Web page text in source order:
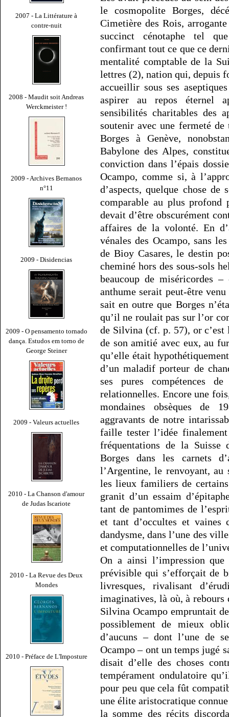
2007 - La Littérature à
contre-nuit
2008 - Maudit soit Andreas
Werckmeister !
2009 - Archives Bernanos
n°11
2009 - Disidencias
2009 - O pensamento tornado
dança. Estudos em torno de
George Steiner
2009 - Valeurs actuelles
2010 - La Chanson d'amour
de Judas Iscariote
2010 - La Revue des Deux
Mondes
2010 - Préface de L'Imposture
le cosmopolite Borges,
Cimetière des Rois,
succinct cénotaphe tel
confirmant tout ce que ce
mentalité comptable de la
lettres (2), nation qui, depuis
accueillir sous ses
aspirer au repos éternel
sensibilités charitables des
soutenir avec une fermeté de
Borges à Genève,
Babylone des Alpes,
conviction dans l’épais
Ocampo, comme si, à
d’aspects, quelque chose de
comparable au plus profond
devait d’être obscurément
affaires de la volonté. En
vénales des Ocampo, sans
de Bioy Casares, le destin
cheminé hors des sous-sols
beaucoup de miséricordes
anthume serait peut-être
sait en outre que Borges
qu’il ne roulait pas sur l’or
de Silvina (cf. p. 57), or c’est
de son amitié avec eux, au
qu’elle était
d’un maladif porteur de
ses pures compétences
relationnelles. Encore une
mondaines obsèques de
aggravants de notre
faille tester l’idée
fréquentations de la Suisse
Borges dans les carnets
l’Argentine, le renvoyant, au
les lieux familiers de
granit d’un essaim
tant de pantomimes de
et tant d’occultes et vaines
dandysme, dans l’une des
et computationnelles de
On a ainsi l’impression
prévisible qui s’efforçait de
livresques, rivalisant
imaginatives, là où, à
Silvina Ocampo empruntait
possiblement de mieux
d’aucuns – dont l’une de
Ocampo – ont un temps jugé
disait d’elle des choses
tempérament ondulatoire
pour peu que cela fût
une élite aristocratique
la somme des récits